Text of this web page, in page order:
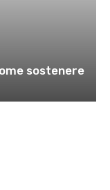
sostenere